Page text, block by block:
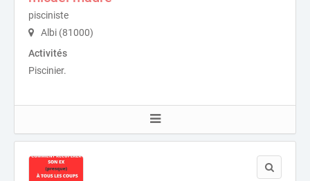
pisciniste
Albi (81000)
Activités
Piscinier.